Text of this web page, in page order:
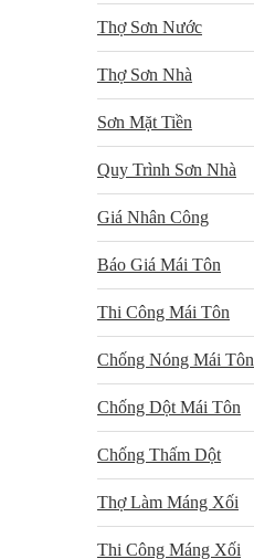
Thợ Sơn Nước
Thợ Sơn Nhà
Sơn Mặt Tiền
Quy Trình Sơn Nhà
Giá Nhân Công
Báo Giá Mái Tôn
Thi Công Mái Tôn
Chống Nóng Mái Tôn
Chống Dột Mái Tôn
Chống Thấm Dột
Thợ Làm Máng Xối
Thi Công Máng Xối